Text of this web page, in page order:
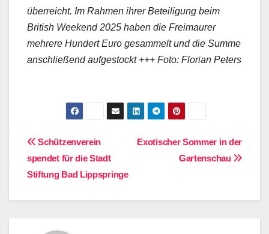
überreicht. Im Rahmen ihrer Beteiligung beim
British Weekend 2025 haben die Freimaurer
mehrere Hundert Euro gesammelt und die Summe
anschließend aufgestockt +++ Foto: Florian Peters
Beitragsnavigation
Exotischer Sommer in der
Gartenschau
Schützenverein
spendet für die Stadt
Stiftung Bad Lippspringe